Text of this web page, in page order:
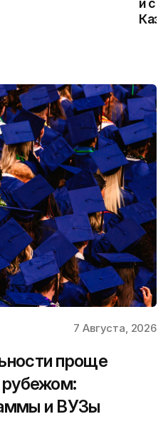
и
7 Августа, 2026
проще
рубежом:
и ВУЗы